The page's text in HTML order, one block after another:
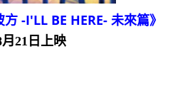
方 -I'LL BE HERE- 未來篇》
月21日上映